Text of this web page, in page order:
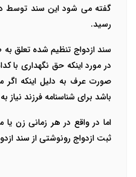
گفته می شود این سند توسط
رسید.
سند ازدواج تنظیم شده تعلق
در مورد اینکه حق نگهداری با
صورت عرف به دلیل اینکه اگر
باشد برای شناسنامه فرزند نیاز
اما در واقع در هر زمانی زن یا
ثبت ازدواج رونوشتی از سند